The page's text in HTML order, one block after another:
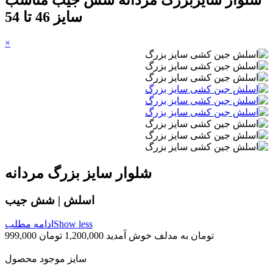
سایز 46 تا 54
×
شلوار سایز بزرگ مردانه
اسلش | شش جیب
ادامه مطلب Show less
999,000 تومان به مدلف خوش آمدید 1,200,000 تومان
سایز موجود محصول